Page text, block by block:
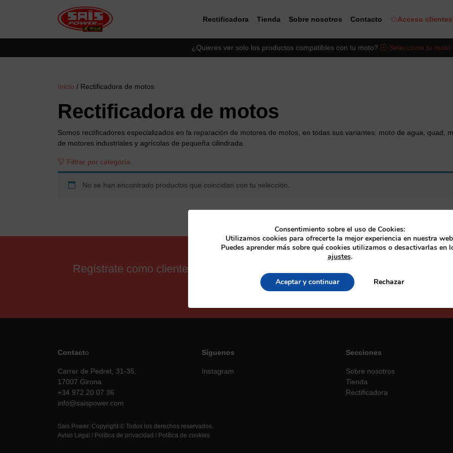
Rectificadora Tienda Sobre nosotros Contacto Acceso clientes
¿Quieres ver solo los productos compatibles con tu moto? Selecciona tu moto
Inicio / Rectificadora de motos
Rectificadora de motos
Somos rectificadores especializados en la reparación de motores de motos, en todas sus variantes: moto de agua, quad,
de motores industriales y agrícolas de pequeña cilindrada.
Filtrar por categoría
No se han encontrado productos que coincidan con tu selección.
Regístrate como cliente para obtener un 10% de descuento en todos nuestros
productos.
Contacto
Carrer de Pedret, 31-35,
17007 Girona
+34 972 20 07 36
info@saispower.com
Síguenos
Instagram
Secciones
Sobre nosotros
Tienda
Rectificadora
Sais Power. Copyright © Todos los derechos reservados.
Aviso Legal / Política de privacidad / Política de cookies
Consentimiento sobre el uso de Cookies:
Utilizamos cookies para ofrecerte la mejor experiencia en nuestra
Puedes aprender más sobre qué cookies utilizamos o desactivarlas en
ajustes.
Aceptar y continuar Rechazar